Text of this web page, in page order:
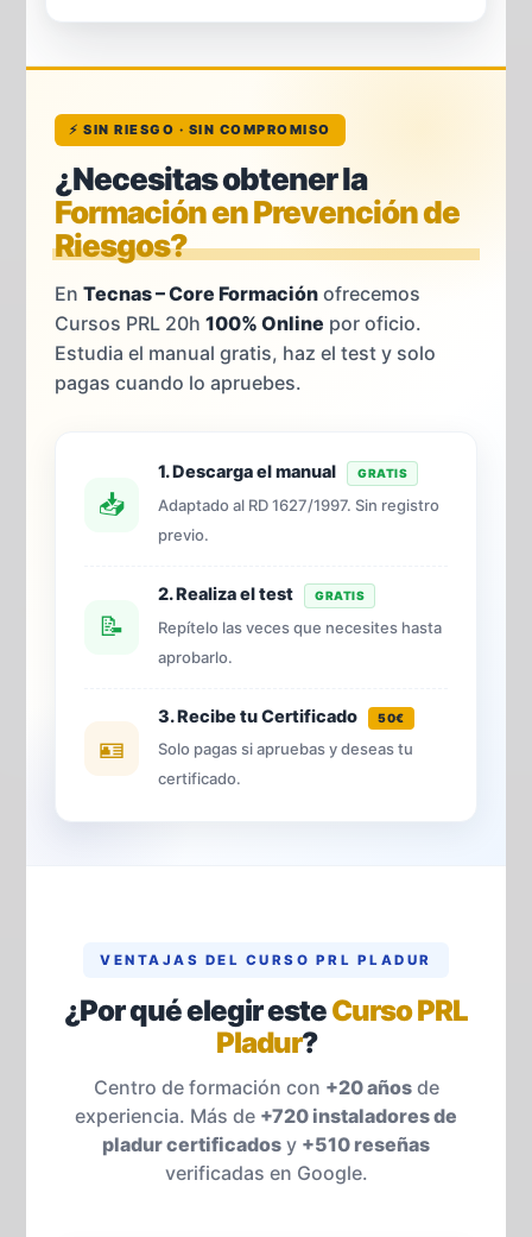
⚡ SIN RIESGO · SIN COMPROMISO
¿Necesitas obtener la
Formación en Prevención de
Riesgos?
EnTecnas – Core Formación ofrecemos
Cursos PRL 20h100% Online por oficio.
Estudia el manual gratis, haz el test y solo
pagas cuando lo apruebes.
📥
1. Descarga el manual GRATIS
Adaptado al RD 1627/1997. Sin registro
previo.
📝
2. Realiza el test GRATIS
Repítelo las veces que necesites hasta
aprobarlo.
🪪
3. Recibe tu Certificado 50€
Solo pagas si apruebas y deseas tu
certificado.
VENTAJAS DEL CURSO PRL PLADUR
¿Por qué elegir esteCurso PRL
Pladur?
Centro de formación con +20 añosde
experiencia. Más de +720 instaladores de
pladur certificados y +510 reseñas
verificadas en Google.